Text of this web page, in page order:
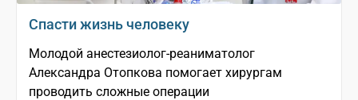
Спасти жизнь человеку
Молодой анестезиолог-реаниматолог
Александра Отопкова помогает хирургам
проводить сложные операции